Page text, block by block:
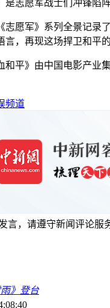
是志愿军战士们冲锋陷
军》系列全景记录了
言，再现这场捍卫和平
》由中国电影产业集
频道
言，请遵守新闻评论服
》登台